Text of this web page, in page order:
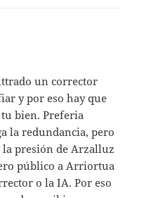
un corrector
y por eso hay que
bien. Preferia
la redundancia, pero
la presión de Arzalluz
público a Arriortua
o la IA. Por eso